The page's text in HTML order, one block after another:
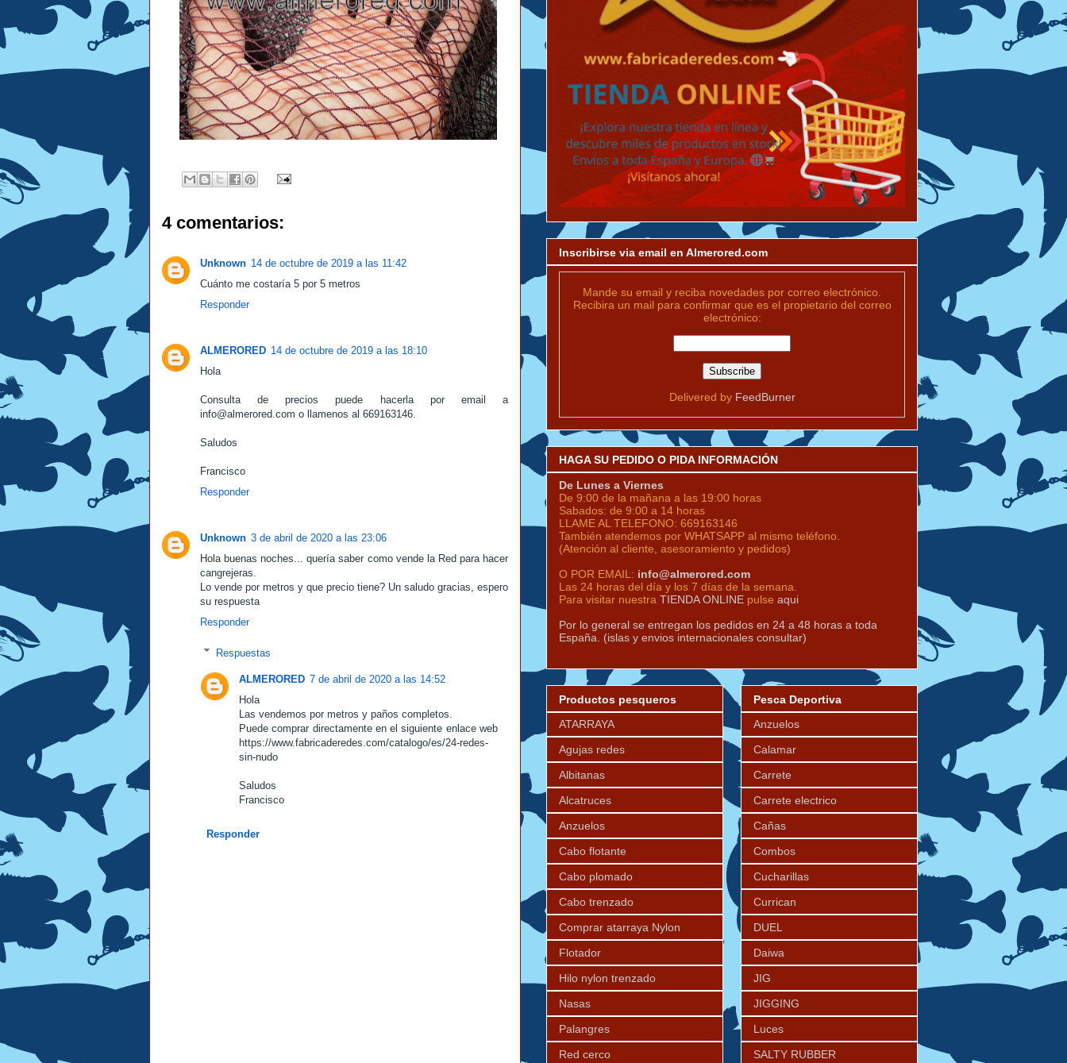
4 comentarios:
Unknown 14 de octubre de 2019 a las 11:42
Cuánto me costaría 5 por 5 metros
Responder
ALMERORED 14 de octubre de 2019 a las 18:10
Hola
Consulta de precios puede hacerla por email a
info@almerored.com o llamenos al 669163146.
Saludos
Francisco
Responder
Unknown 3 de abril de 2020 a las 23:06
Hola buenas noches... quería saber como vende la Red para hacer
cangrejeras.
Lo vende por metros y que precio tiene? Un saludo gracias, espero
su respuesta
Responder
Respuestas
ALMERORED 7 de abril de 2020 a las 14:52
Hola
Las vendemos por metros y paños completos.
Puede comprar directamente en el siguiente enlace web
https://www.fabricaderedes.com/catalogo/es/24-redes-
sin-nudo
Saludos
Francisco
Responder
Inscribirse via email en Almerored.com
Mande su email y reciba novedades por correo electrónico.
Recibira un mail para confirmar que es el propietario del correo
electrónico:
Delivered by FeedBurner
HAGA SU PEDIDO O PIDA INFORMACIÓN
De Lunes a Viernes
De 9:00 de la mañana a las 19:00 horas
Sabados: de 9:00 a 14 horas
LLAME AL TELEFONO: 669163146
También atendemos por WHATSAPP al mismo teléfono.
(Atención al cliente, asesoramiento y pedidos)
O POR EMAIL: info@almerored.com
Las 24 horas del día y los 7 días de la semana.
Para visitar nuestra TIENDA ONLINE pulse aqui
Por lo general se entregan los pedidos en 24 a 48 horas a toda
España. (islas y envios internacionales consultar)
Productos pesqueros
ATARRAYA
Agujas redes
Albitanas
Alcatruces
Anzuelos
Cabo flotante
Cabo plomado
Cabo trenzado
Comprar atarraya Nylon
Flotador
Hilo nylon trenzado
Nasas
Palangres
Red cerco
Pesca Deportiva
Anzuelos
Calamar
Carrete
Carrete electrico
Cañas
Combos
Cucharillas
Currican
DUEL
Daiwa
JIG
JIGGING
Luces
SALTY RUBBER